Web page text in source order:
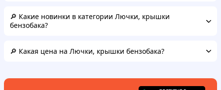
🔎 Какие новинки в категории Лючки, крышки
бензобака?
🔎 Какая цена на Лючки, крышки бензобака?